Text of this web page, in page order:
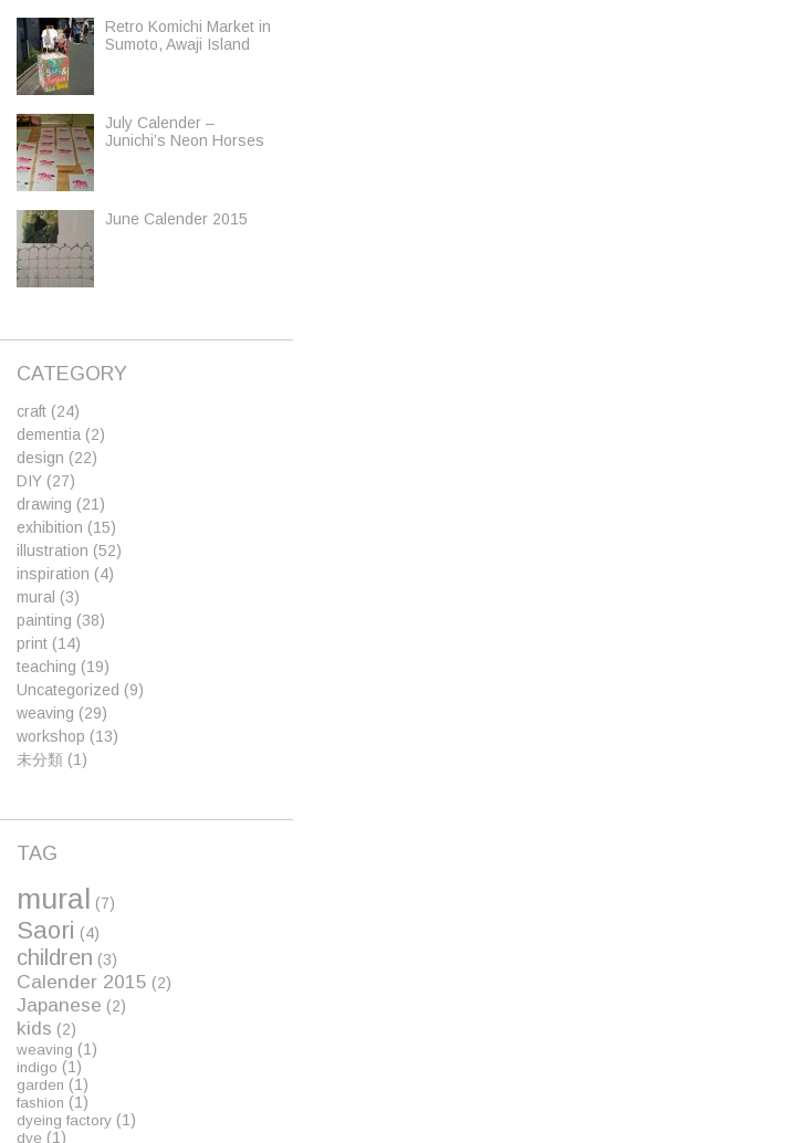
Retro Komichi Market in
Sumoto, Awaji Island
July Calender –
Junichi’s Neon Horses
June Calender 2015
CATEGORY
craft (24)
dementia (2)
design (22)
DIY (27)
drawing (21)
exhibition (15)
illustration (52)
inspiration (4)
mural (3)
painting (38)
print (14)
teaching (19)
Uncategorized (9)
weaving (29)
workshop (13)
未分類 (1)
TAG
mural (7)
Saori (4)
children (3)
Calender 2015 (2)
Japanese (2)
kids (2)
weaving (1)
indigo (1)
garden (1)
fashion (1)
dyeing factory (1)
dye (1)